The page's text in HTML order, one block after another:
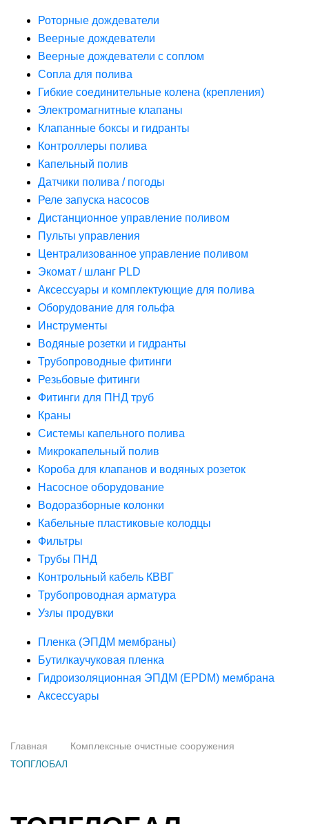
Роторные дождеватели
Веерные дождеватели
Веерные дождеватели с соплом
Сопла для полива
Гибкие соединительные колена (крепления)
Электромагнитные клапаны
Клапанные боксы и гидранты
Контроллеры полива
Капельный полив
Датчики полива / погоды
Реле запуска насосов
Дистанционное управление поливом
Пульты управления
Централизованное управление поливом
Экомат / шланг PLD
Аксессуары и комплектующие для полива
Оборудование для гольфа
Инструменты
Водяные розетки и гидранты
Трубопроводные фитинги
Резьбовые фитинги
Фитинги для ПНД труб
Краны
Системы капельного полива
Микрокапельный полив
Короба для клапанов и водяных розеток
Насосное оборудование
Водоразборные колонки
Кабельные пластиковые колодцы
Фильтры
Трубы ПНД
Контрольный кабель КВВГ
Трубопроводная арматура
Узлы продувки
Пленка (ЭПДМ мембраны)
Бутилкаучуковая пленка
Гидроизоляционная ЭПДМ (EPDM) мембрана
Аксессуары
Главная
Комплексные очистные сооружения
ТОПГЛОБАЛ